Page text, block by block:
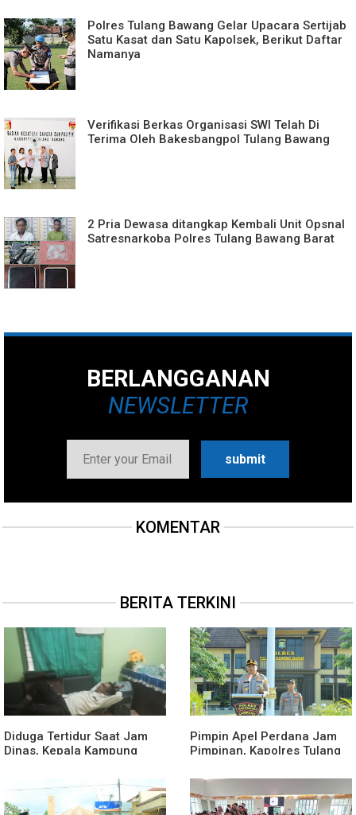
Polres Tulang Bawang Gelar Upacara Sertijab
Satu Kasat dan Satu Kapolsek, Berikut Daftar
Namanya
Verifikasi Berkas Organisasi SWI Telah Di
Terima Oleh Bakesbangpol Tulang Bawang
2 Pria Dewasa ditangkap Kembali Unit Opsnal
Satresnarkoba Polres Tulang Bawang Barat
BERLANGGANAN
NEWSLETTER
KOMENTAR
BERITA TERKINI
Diduga Tertidur Saat Jam
Dinas, Kepala Kampung
Pimpin Apel Perdana Jam
Pimpinan, Kapolres Tulang
dan Penekanan Pada
Personil